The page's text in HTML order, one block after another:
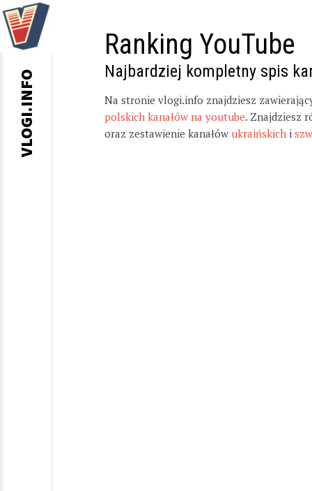
Ranking YouTube
Najbardziej kompletny spis
Na stronie vlogi.info znajdziesz
polskich kanałów na youtube. Znajdziesz
oraz zestawienie kanałów ukraińskich i
VLOGI.INFO